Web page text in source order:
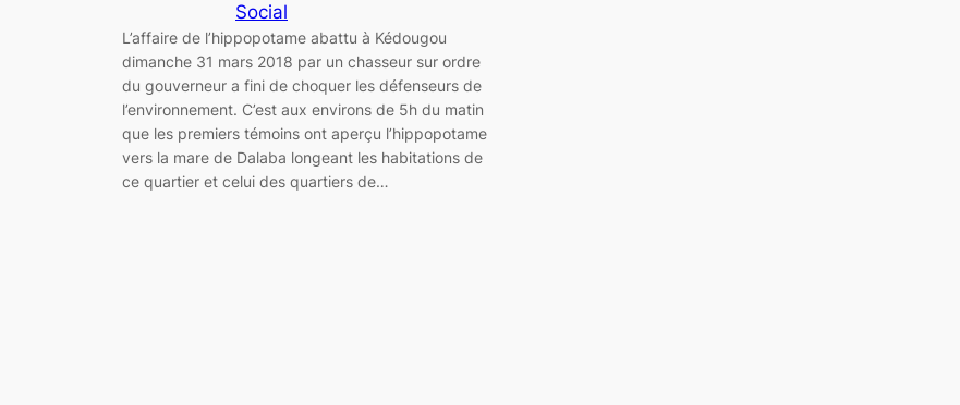
Social
L’affaire de l’hippopotame abattu à Kédougou
dimanche 31 mars 2018 par un chasseur sur ordre
du gouverneur a fini de choquer les défenseurs de
l’environnement. C’est aux environs de 5h du matin
que les premiers témoins ont aperçu l’hippopotame
vers la mare de Dalaba longeant les habitations de
ce quartier et celui des quartiers de…